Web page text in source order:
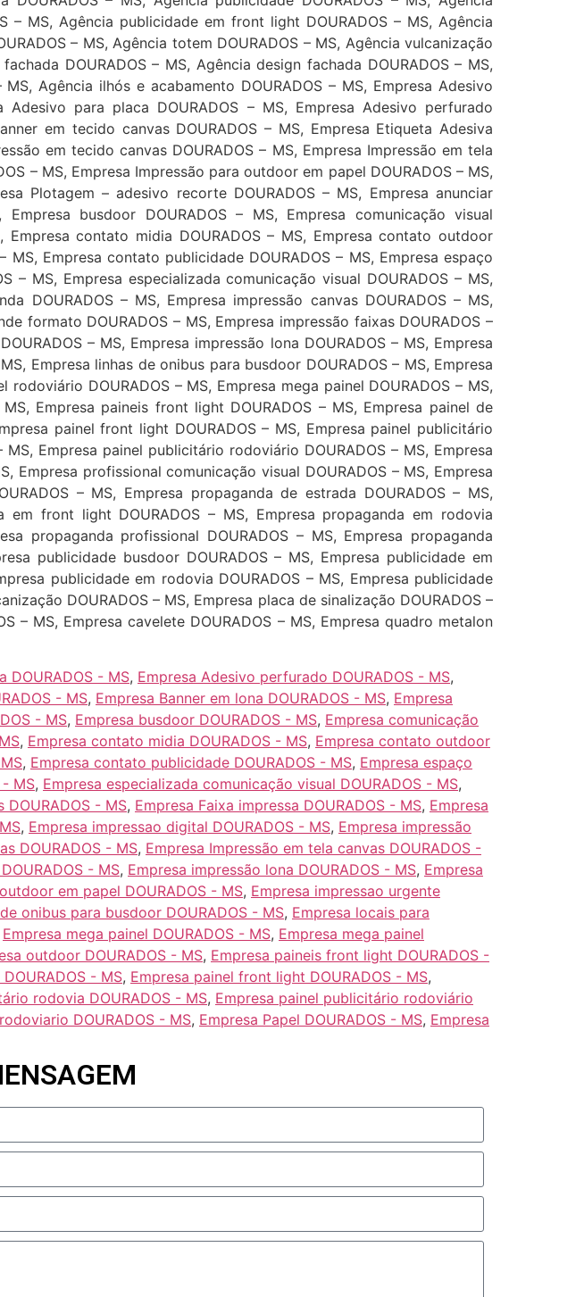
– MS, Agência publicidade em front light DOURADOS – MS, Agência
– MS, Agência totem DOURADOS – MS, Agência vulcanização
DOURADOS – MS, Agência design fachada DOURADOS – MS,
Agência ilhós e acabamento DOURADOS – MS, Empresa Adesivo
Adesivo para placa DOURADOS – MS, Empresa Adesivo perfurado
em tecido canvas DOURADOS – MS, Empresa Etiqueta Adesiva
em tecido canvas DOURADOS – MS, Empresa Impressão em tela
– MS, Empresa Impressão para outdoor em papel DOURADOS – MS,
Plotagem – adesivo recorte DOURADOS – MS, Empresa anunciar
busdoor DOURADOS – MS, Empresa comunicação visual
Empresa contato midia DOURADOS – MS, Empresa contato outdoor
Empresa contato publicidade DOURADOS – MS, Empresa espaço
– MS, Empresa especializada comunicação visual DOURADOS – MS,
DOURADOS – MS, Empresa impressão canvas DOURADOS – MS,
formato DOURADOS – MS, Empresa impressão faixas DOURADOS –
– MS, Empresa impressão lona DOURADOS – MS, Empresa
Empresa linhas de onibus para busdoor DOURADOS – MS, Empresa
DOURADOS – MS, Empresa mega painel DOURADOS – MS,
Empresa paineis front light DOURADOS – MS, Empresa painel de
painel front light DOURADOS – MS, Empresa painel publicitário
Empresa painel publicitário rodoviário DOURADOS – MS, Empresa
Empresa profissional comunicação visual DOURADOS – MS, Empresa
– MS, Empresa propaganda de estrada DOURADOS – MS,
em front light DOURADOS – MS, Empresa propaganda em rodovia
propaganda profissional DOURADOS – MS, Empresa propaganda
publicidade busdoor DOURADOS – MS, Empresa publicidade em
publicidade em rodovia DOURADOS – MS, Empresa publicidade
DOURADOS – MS, Empresa placa de sinalização DOURADOS –
– MS, Empresa cavelete DOURADOS – MS, Empresa quadro metalon
DOURADOS - MS, Empresa Adesivo perfurado DOURADOS - MS,
- MS, Empresa Banner em lona DOURADOS - MS, Empresa
- MS, Empresa busdoor DOURADOS - MS, Empresa comunicação
, Empresa contato midia DOURADOS - MS, Empresa contato outdoor
, Empresa contato publicidade DOURADOS - MS, Empresa espaço
MS, Empresa especializada comunicação visual DOURADOS - MS,
- MS, Empresa Faixa impressa DOURADOS - MS, Empresa
, Empresa impressao digital DOURADOS - MS, Empresa impressão
DOURADOS - MS, Empresa Impressão em tela canvas DOURADOS -
- MS, Empresa impressão lona DOURADOS - MS, Empresa
em papel DOURADOS - MS, Empresa impressao urgente
onibus para busdoor DOURADOS - MS, Empresa locais para
Empresa mega painel DOURADOS - MS, Empresa mega painel
outdoor DOURADOS - MS, Empresa paineis front light DOURADOS -
- MS, Empresa painel front light DOURADOS - MS,
rodovia DOURADOS - MS, Empresa painel publicitário rodoviário
DOURADOS - MS, Empresa Papel DOURADOS - MS, Empresa